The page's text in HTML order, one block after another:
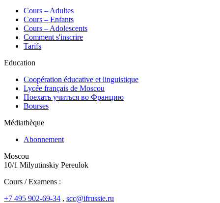
Сours – Adultes
Cours – Enfants
Cours – Adolescents
Comment s'inscrire
Tarifs
Education
Coopération éducative et linguistique
Lycée français de Moscou
Поехать учиться во Францию
Bourses
Médiathèque
Abonnement
Moscou
10/1 Milyutinskiy Pereulok
Cours / Examens :
+7 495 902-69-34 , scc@ifrussie.ru